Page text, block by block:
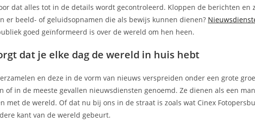
dat alles tot in de details wordt gecontroleerd. Kloppen de berichten en
er beeld- of geluidsopnamen die als bewijs kunnen dienen?
goed geïnformeerd is over de wereld om hen heen.
dat je elke dag de wereld in huis hebt
en deze in de vorm van nieuws verspreiden onder een grote
of in de meeste gevallen nieuwsdiensten genoemd. Ze dienen als een
met de wereld. Of dat nu bij ons in de straat is zoals wat Cinex
kant van de wereld gebeurt.